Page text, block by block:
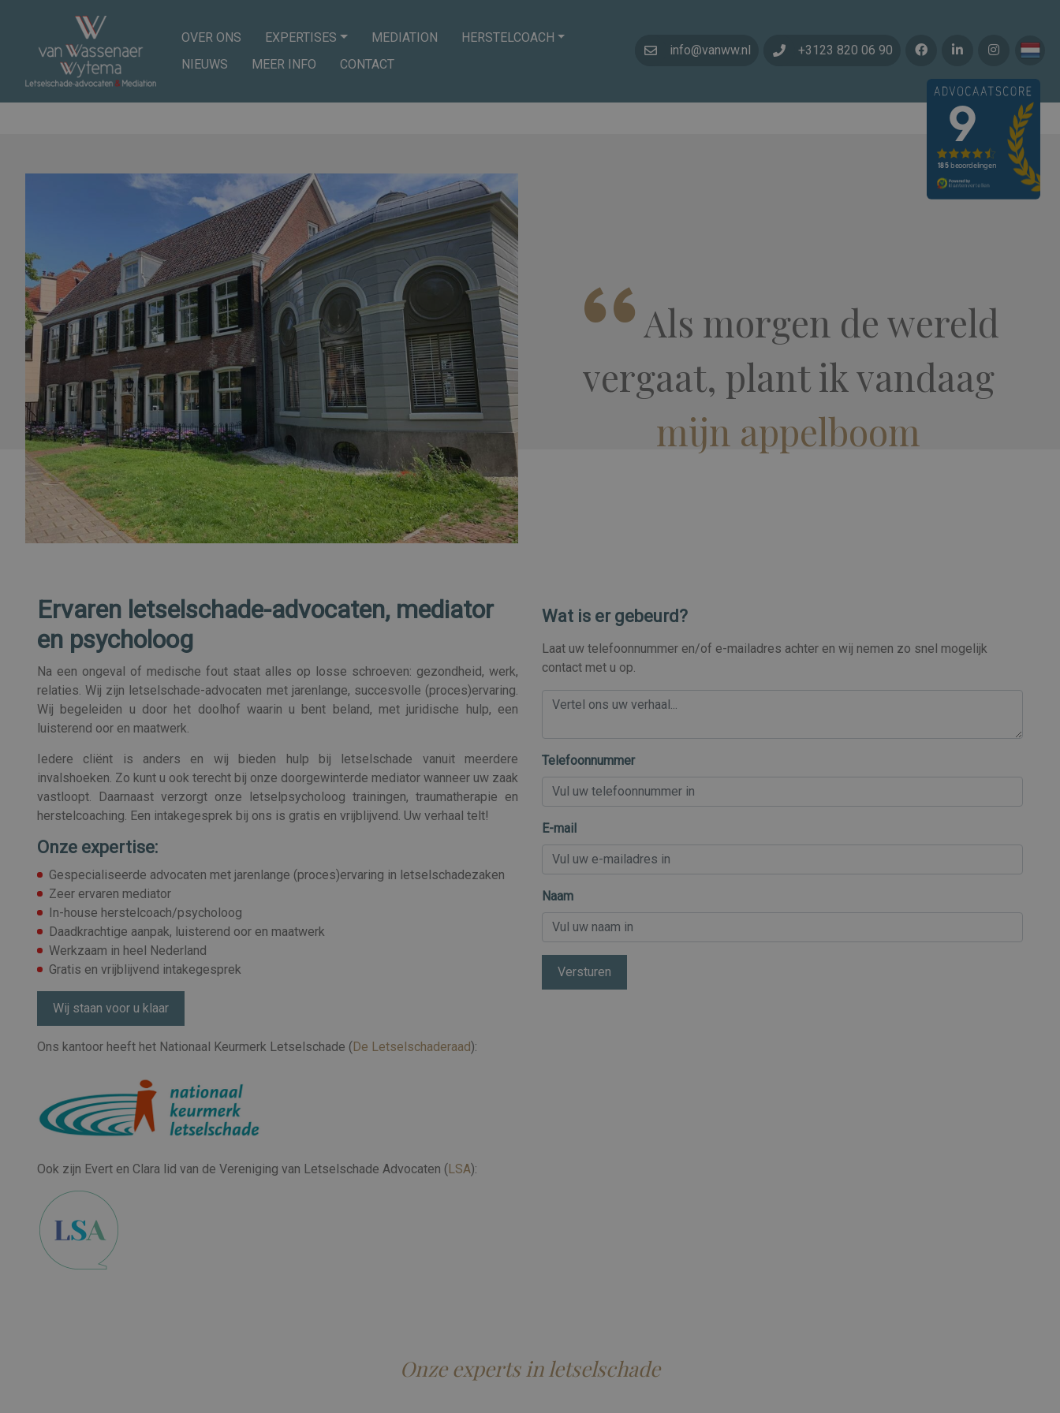
info@vanww.nl +3123 820 06 90
OVER ONS EXPERTISES MEDIATION
HERSTELCOACH
NIEUWS
MEER INFO CONTACT
Als morgen de wereld
vergaat, plant ik vandaag
mijn appelboom
Ervaren letselschade-advocaten, mediator
en psycholoog
Na een ongeval of medische fout staat alles op losse schroeven: gezondheid, werk,
relaties. Wij zijn letselschade-advocaten met jarenlange, succesvolle (proces)ervaring.
Wij begeleiden u door het doolhof waarin u bent beland, met juridische hulp, een
luisterend oor en maatwerk.
Iedere cliënt is anders en wij bieden hulp bij letselschade vanuit meerdere
invalshoeken. Zo kunt u ook terecht bij onze doorgewinterde mediator wanneer uw zaak
vastloopt. Daarnaast verzorgt onze letselpsycholoog trainingen, traumatherapie en
herstelcoaching. Een intakegesprek bij ons is gratis en vrijblijvend. Uw verhaal telt!
Onze expertise:
Gespecialiseerde advocaten met jarenlange (proces)ervaring in letselschadezaken
Zeer ervaren mediator
In-house herstelcoach/psycholoog
Daadkrachtige aanpak, luisterend oor en maatwerk
Werkzaam in heel Nederland
Gratis en vrijblijvend intakegesprek
Wij staan voor u klaar
Ons kantoor heeft het Nationaal Keurmerk Letselschade (De Letselschaderaad):
Ook zijn Evert en Clara lid van de Vereniging van Letselschade Advocaten (LSA):
Wat is er gebeurd?
Laat uw telefoonnummer en/of e-mailadres achter en wij nemen zo snel mogelijk
contact met u op.
Telefoonnummer
E-mail
Naam
Versturen
Onze experts in letselschade